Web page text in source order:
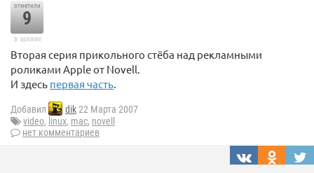
отметили
9
в архиве
Вторая серия прикольного стёба над рекламными
роликами Apple от Novell.
И здесь первая часть.
Добавил dik22 Марта 2007
video, linux, mac, novell
нет комментариев